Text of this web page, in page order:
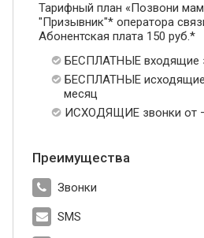
Тарифный план «Позвони
"Призывник"* оператора
Абонентская плата 150 руб.*
БЕСПЛАТНЫЕ входящие
БЕСПЛАТНЫЕ
месяц
ИСХОДЯЩИЕ звонки от
Преимущества
Звонки
SMS